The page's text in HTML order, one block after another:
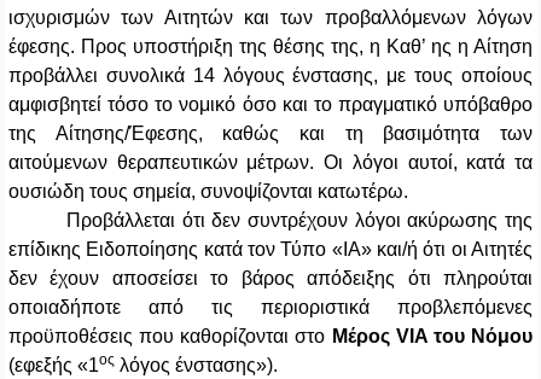
ισχυρισμών των Αιτητών και των προβαλλόμενων λόγων
έφεσης. Προς υποστήριξη της θέσης της, η Καθ’ ης η Αίτηση
προβάλλει συνολικά 14 λόγους ένστασης, με τους οποίους
αμφισβητεί τόσο το νομικό όσο και το πραγματικό υπόβαθρο
της Αίτησης/Έφεσης, καθώς και τη βασιμότητα των
αιτούμενων θεραπευτικών μέτρων. Οι λόγοι αυτοί, κατά τα
ουσιώδη τους σημεία, συνοψίζονται κατωτέρω.
Προβάλλεται ότι δεν συντρέχουν λόγοι ακύρωσης της
επίδικης Ειδοποίησης κατά τον Τύπο «ΙΑ» και/ή ότι οι Αιτητές
δεν έχουν αποσείσει το βάρος απόδειξης ότι πληρούται
οποιαδήποτε από τις περιοριστικά προβλεπόμενες
προϋποθέσεις που καθορίζονται στο Μέρος VIA του Νόμου
(εφεξής «1ος λόγος ένστασης»).